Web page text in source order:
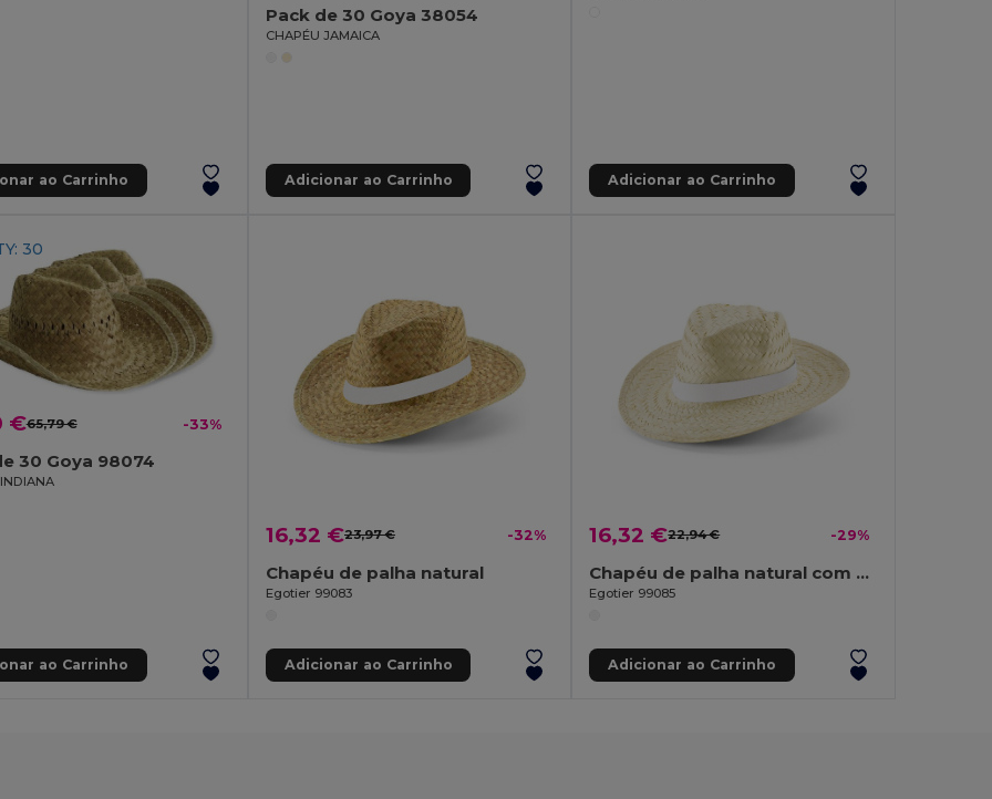
ao Carrinho
Pack de 30 Goya 38054
CHAPÉU JAMAICA
Adicionar ao Carrinho Adicionar ao Carrinho
30
€65,79 € -33%
30 Goya 98074
ao Carrinho
16,32 €23,97 € -32%
Chapéu de palha natural
Egotier 99083
Adicionar ao Carrinho
16,32 €22,94 € -29%
Chapéu de palha natural com fita sublimada
Egotier 99085
Adicionar ao Carrinho